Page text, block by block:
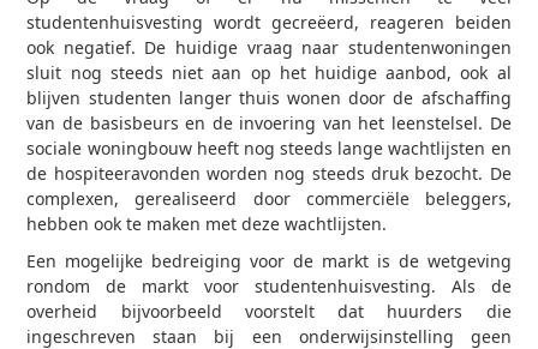
studentenhuisvesting wordt gecreëerd, reageren beiden
ook negatief. De huidige vraag naar studentenwoningen
sluit nog steeds niet aan op het huidige aanbod, ook al
blijven studenten langer thuis wonen door de afschaffing
van de basisbeurs en de invoering van het leenstelsel. De
sociale woningbouw heeft nog steeds lange wachtlijsten en
de hospiteeravonden worden nog steeds druk bezocht. De
complexen, gerealiseerd door commerciële beleggers,
hebben ook te maken met deze wachtlijsten.
Een mogelijke bedreiging voor de markt is de wetgeving
rondom de markt voor studentenhuisvesting. Als de
overheid bijvoorbeeld voorstelt dat huurders die
ingeschreven staan bij een onderwijsinstelling geen